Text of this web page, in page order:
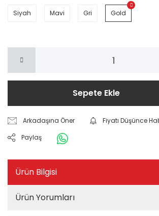
Siyah Mavi Gri Gold
Sepete Ekle
Arkadaşına Öner
Fiyatı Düşünce
Paylaş
Ürün Bilgisi
Ürün Yorumları